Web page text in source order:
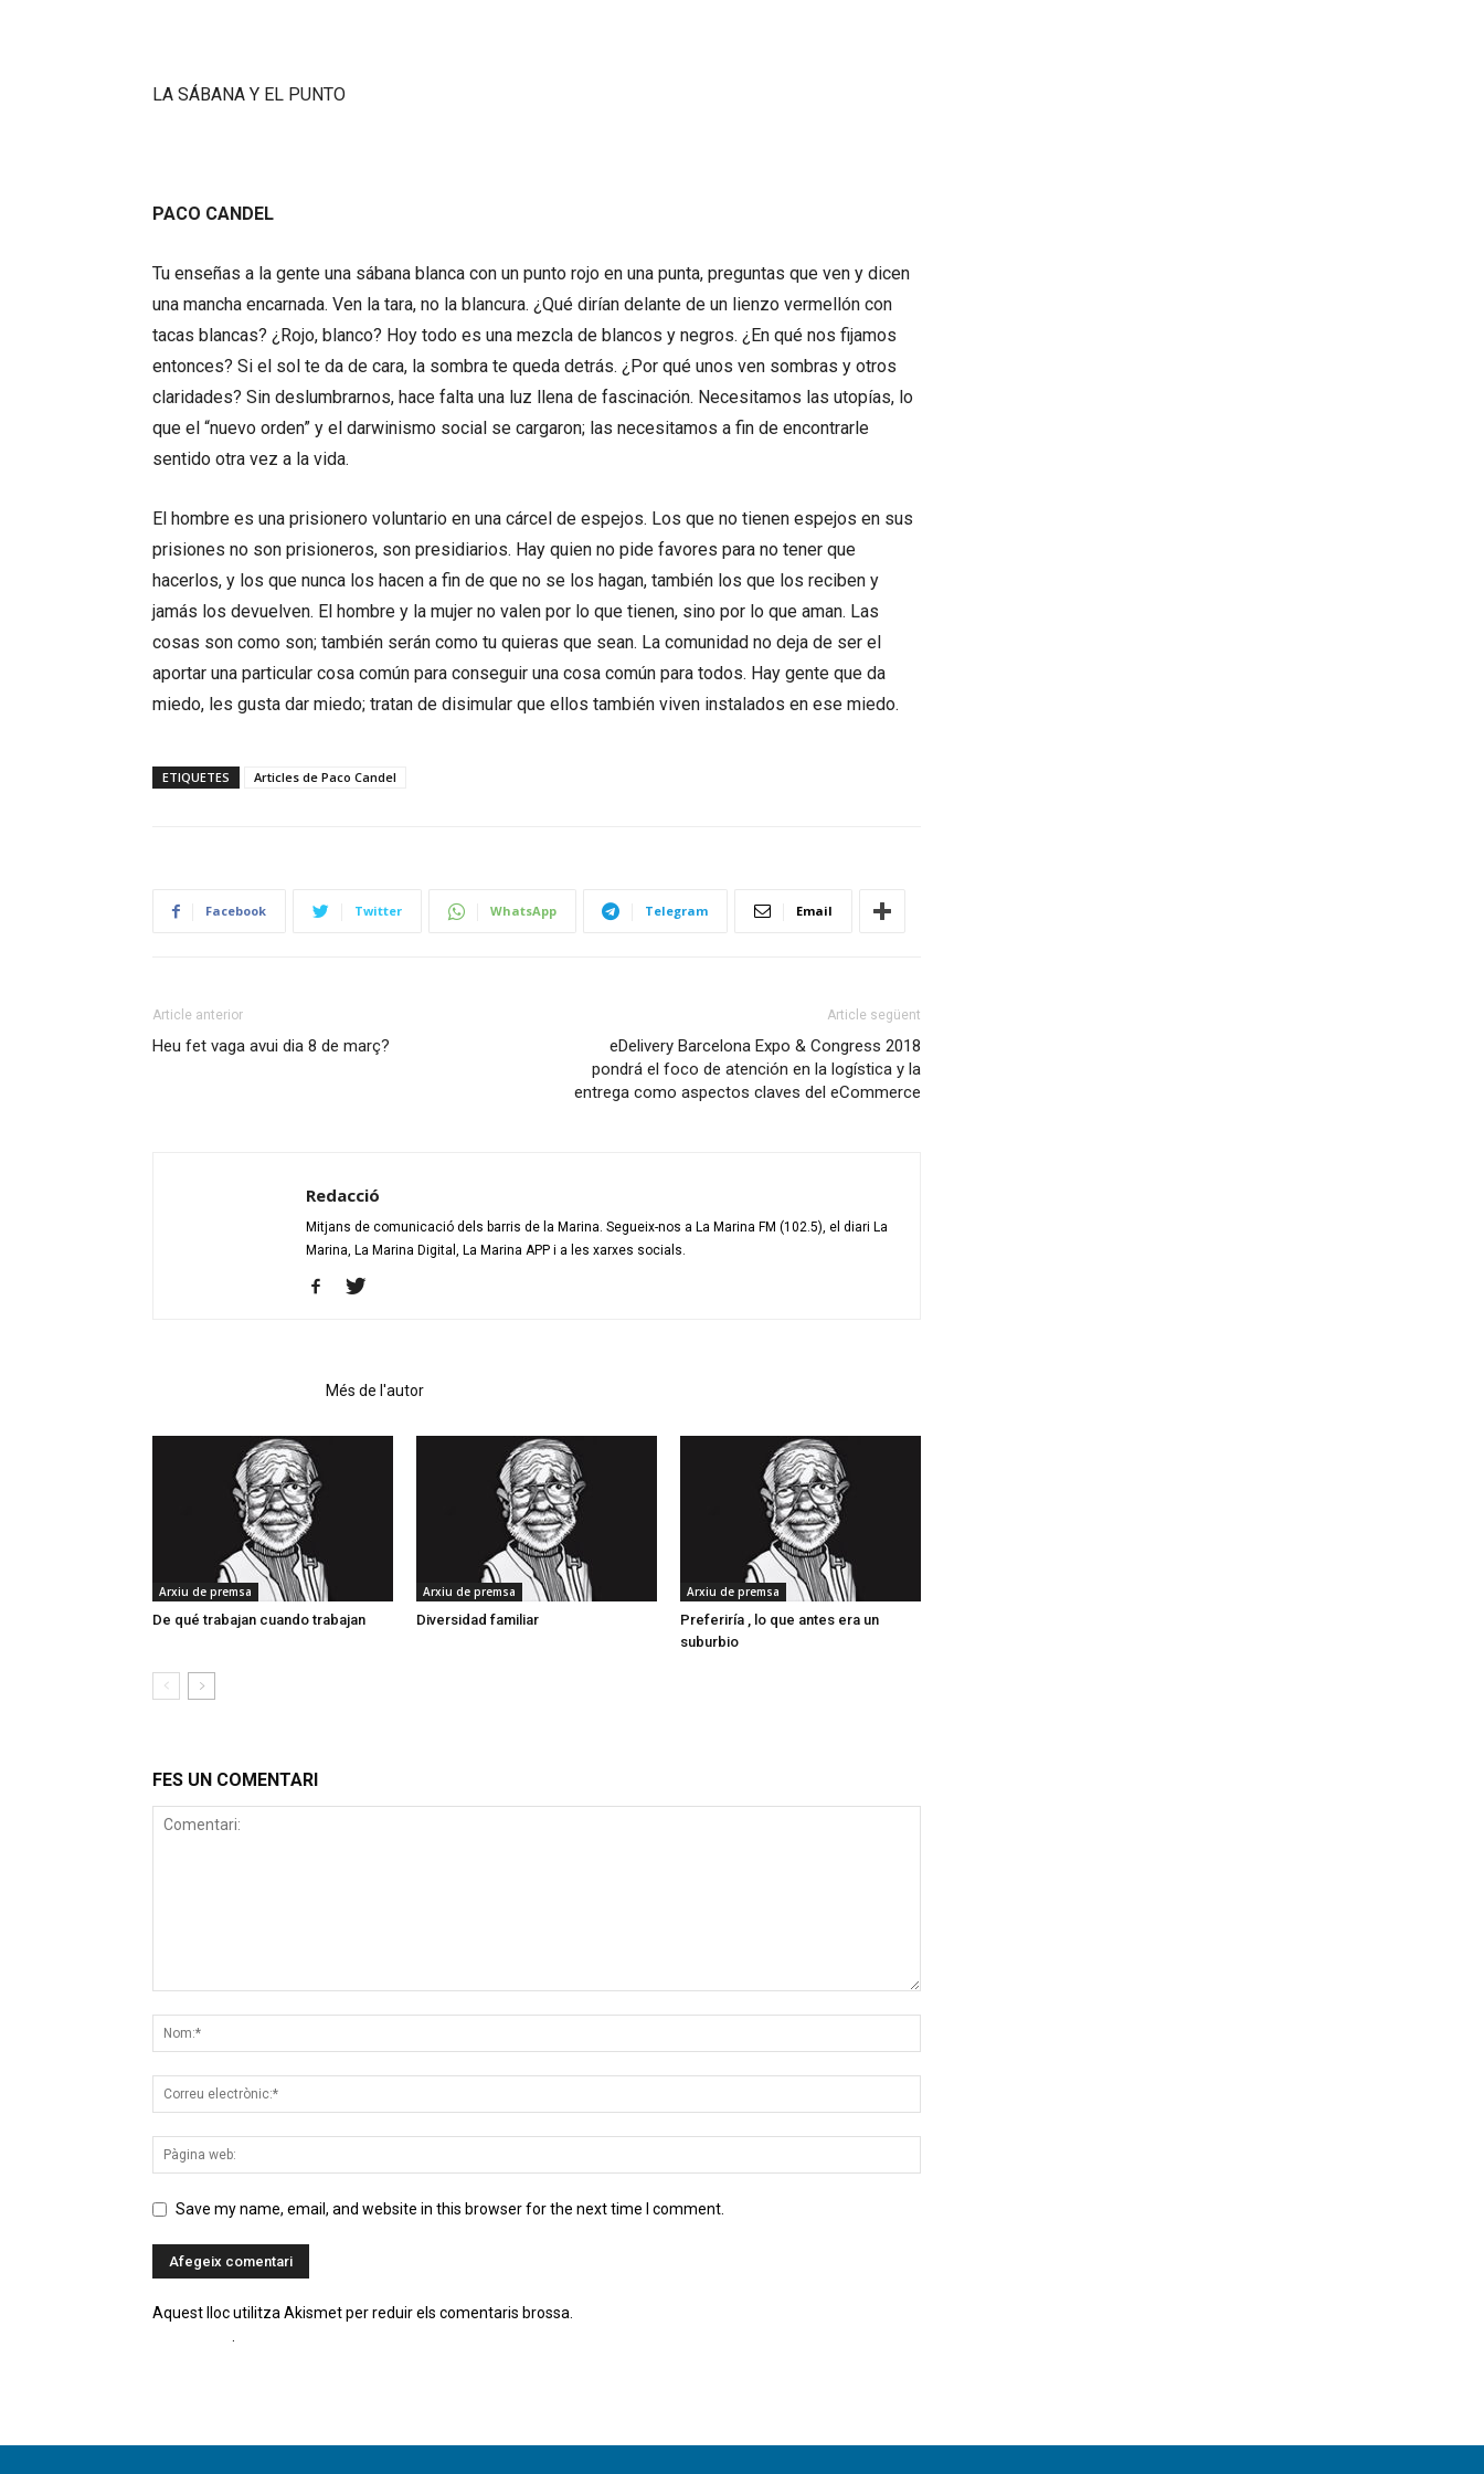
LA SÁBANA Y EL PUNTO
PACO CANDEL
Tu enseñas a la gente una sábana blanca con un punto rojo en una punta, preguntas que ven y dicen
una mancha encarnada. Ven la tara, no la blancura. ¿Qué dirían delante de un lienzo vermellón con
tacas blancas? ¿Rojo, blanco? Hoy todo es una mezcla de blancos y negros. ¿En qué nos fijamos
entonces? Si el sol te da de cara, la sombra te queda detrás. ¿Por qué unos ven sombras y otros
claridades? Sin deslumbrarnos, hace falta una luz llena de fascinación. Necesitamos las utopías, lo
que el “nuevo orden” y el darwinismo social se cargaron; las necesitamos a fin de encontrarle
sentido otra vez a la vida.
El hombre es una prisionero voluntario en una cárcel de espejos. Los que no tienen espejos en sus
prisiones no son prisioneros, son presidiarios. Hay quien no pide favores para no tener que
hacerlos, y los que nunca los hacen a fin de que no se los hagan, también los que los reciben y
jamás los devuelven. El hombre y la mujer no valen por lo que tienen, sino por lo que aman. Las
cosas son como son; también serán como tu quieras que sean. La comunidad no deja de ser el
aportar una particular cosa común para conseguir una cosa común para todos. Hay gente que da
miedo, les gusta dar miedo; tratan de disimular que ellos también viven instalados en ese miedo.
ETIQUETES Articles de Paco Candel
Facebook Twitter WhatsApp Telegram Email
Article anterior
Heu fet vaga avui dia 8 de març?
Article següent
eDelivery Barcelona Expo & Congress 2018
pondrá el foco de atención en la logística y la
entrega como aspectos claves del eCommerce
Redacció
Mitjans de comunicació dels barris de la Marina. Segueix-nos a La Marina FM (102.5), el diari La
Marina, La Marina Digital, La Marina APP i a les xarxes socials.
Més de l'autor
Arxiu de premsa
De qué trabajan cuando trabajan
Arxiu de premsa
Diversidad familiar
Arxiu de premsa
Preferiría , lo que antes era un
suburbio
FES UN COMENTARI
Save my name, email, and website in this browser for the next time I comment.
Aquest lloc utilitza Akismet per reduir els comentaris brossa.